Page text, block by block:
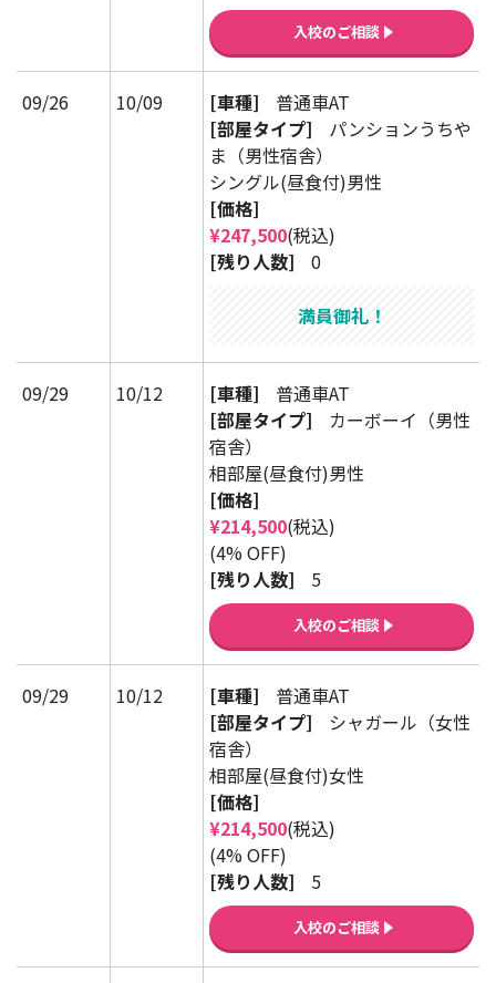
入校のご相談
09/26 10/09 [車種]
普通車AT
[部屋タイプ]
パンションうちや
ま（男性宿舎）
シングル(昼食付)男性
[価格]
¥247,500(税込)
[残り人数]
0
満員御礼！
09/29 10/12 [車種]
普通車AT
[部屋タイプ]
カーボーイ（男性
宿舎）
相部屋(昼食付)男性
[価格]
¥214,500(税込)
(4% OFF)
[残り人数]
5
入校のご相談
09/29 10/12 [車種]
普通車AT
[部屋タイプ]
シャガール（女性
宿舎）
相部屋(昼食付)女性
[価格]
¥214,500(税込)
(4% OFF)
[残り人数]
5
入校のご相談